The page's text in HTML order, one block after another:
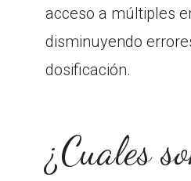
acceso a múltiples
disminuyendo
dosificación.
¿Cuales